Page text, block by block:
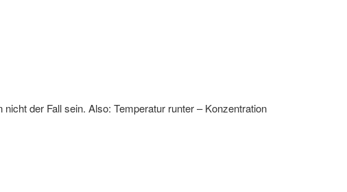
der Fall sein. Also: Temperatur runter – Konzentration